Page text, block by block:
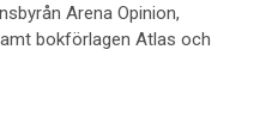
Arena Opinion,
bokförlagen Atlas och